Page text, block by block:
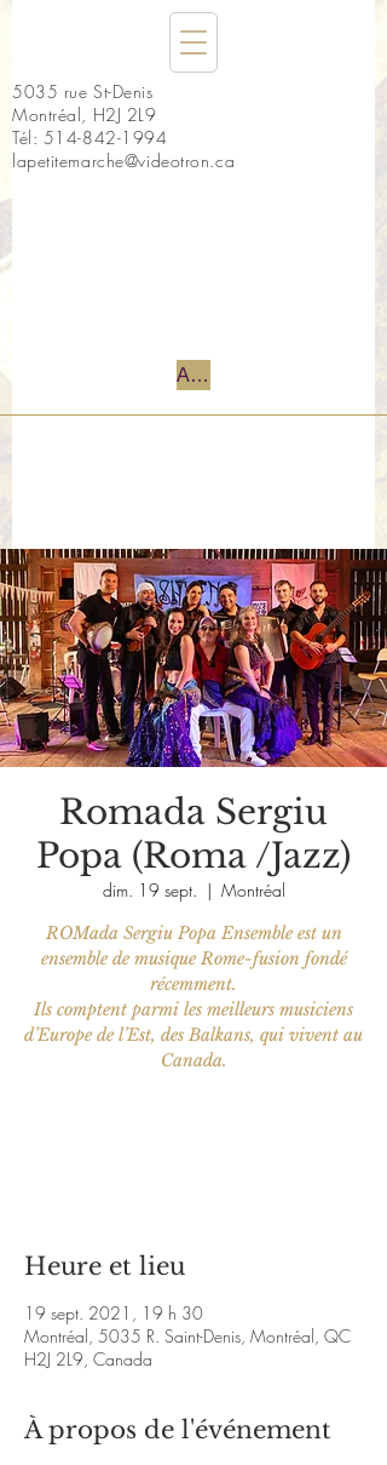
5035 rue St-Denis
Montréal, H2J 2L9
Tél: 514-842-1994
lapetitemarche@videotron.ca
Accueil
Romada Sergiu
Popa (Roma /Jazz)
dim. 19 sept.
  |
Montréal
ROMada Sergiu Popa Ensemble est un
ensemble de musique Rome-fusion fondé
récemment.
Ils comptent parmi les meilleurs musiciens
d’Europe de l’Est, des Balkans, qui vivent au
Canada.
Heure et lieu
19 sept. 2021, 19 h 30
Montréal, 5035 R. Saint-Denis, Montréal, QC
H2J 2L9, Canada
À propos de l'événement